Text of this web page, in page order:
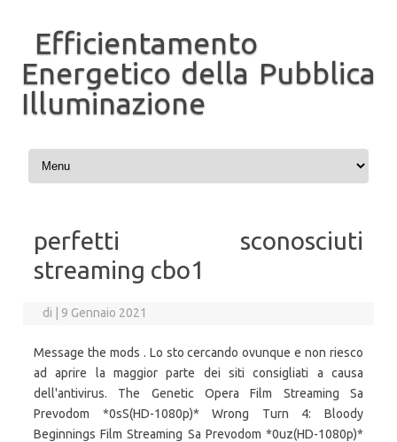
Efficientamento
Energetico della Pubblica
Illuminazione
Vai al contenuto
perfetti sconosciuti
streaming cbo1
di 9 Gennaio 2021
Message the mods . Lo sto cercando ovunque e non riesco
ad aprire la maggior parte dei siti consigliati a causa
dell'antivirus. The Genetic Opera Film Streaming Sa
Prevodom *0sS(HD-1080p)* Wrong Turn 4: Bloody
Beginnings Film Streaming Sa Prevodom *0uz(HD-1080p)*